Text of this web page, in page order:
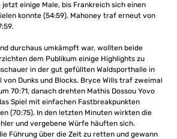
einige Male, bis Frankreich sich einen
konnte (54:59). Mahoney traf erneut von
durchaus umkämpft war, wollten beide
dem Publikum einige Highlights zu
in der gut gefüllten Waldsporthalle in
von Dunks und Blocks. Bryce Wills traf zweimal
70:71, danach drehten Mathis Dossou Yovo
Spiel mit einfachen Fastbreakpunkten
(70:75). In den letzten Minuten wirkten die
und vergebene Würfe häuften sich.
Führung über die Zeit zu retten und gewann